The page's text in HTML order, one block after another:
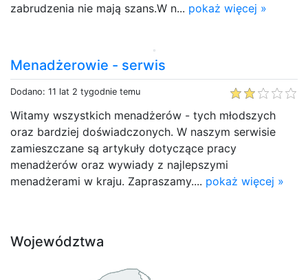
zabrudzenia nie mają szans.W n... pokaż więcej »
Menadżerowie - serwis
Dodano: 11 lat 2 tygodnie temu
Witamy wszystkich menadżerów - tych młodszych
oraz bardziej doświadczonych. W naszym serwisie
zamieszczane są artykuły dotyczące pracy
menadżerów oraz wywiady z najlepszymi
menadżerami w kraju. Zapraszamy.... pokaż więcej »
Województwa